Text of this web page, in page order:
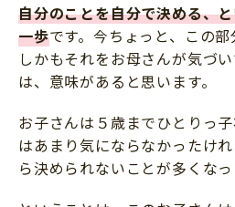
自分のことを自分で決める、
一歩です。今ちょっと、この部
しかもそれをお母さんが気づ
は、意味があると思います。
お子さんは５歳までひとりっ
はあまり気にならなかったけ
ら決められないことが多くな